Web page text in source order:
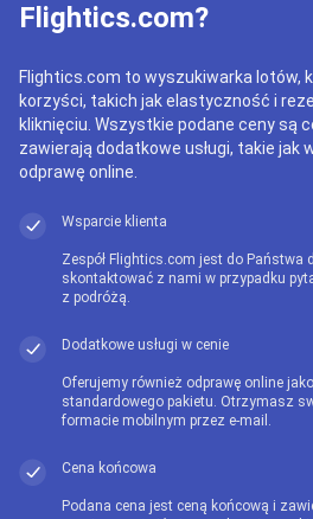
Flightics.com?
Flightics.com to wyszukiwarka lotów,
korzyści, takich jak elastyczność i
kliknięciu. Wszystkie podane ceny są
zawierają dodatkowe usługi, takie jak
odprawę online.
Wsparcie klienta
Zespół Flightics.com jest do Państwa
skontaktować z nami w przypadku
z podróżą.
Dodatkowe usługi w cenie
Oferujemy również odprawę online
standardowego pakietu. Otrzymasz
formacie mobilnym przez e-mail.
Cena końcowa
Podana cena jest ceną końcową i